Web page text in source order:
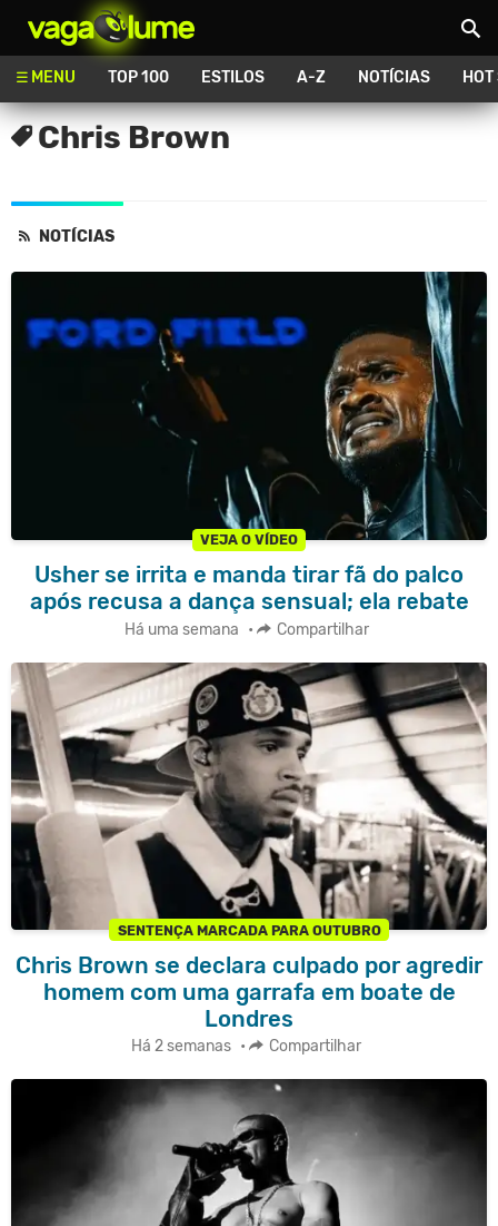
MENU TOP 100 ESTILOS A-Z NOTÍCIAS
Chris Brown
NOTÍCIAS
VEJA O VÍDEO
Usher se irrita e manda tirar fã do palco
após recusa a dança sensual; ela rebate
Há uma semana • Compartilhar
SENTENÇA MARCADA PARA OUTUBRO
Chris Brown se declara culpado por agredir
homem com uma garrafa em boate de
Londres
Há 2 semanas • Compartilhar